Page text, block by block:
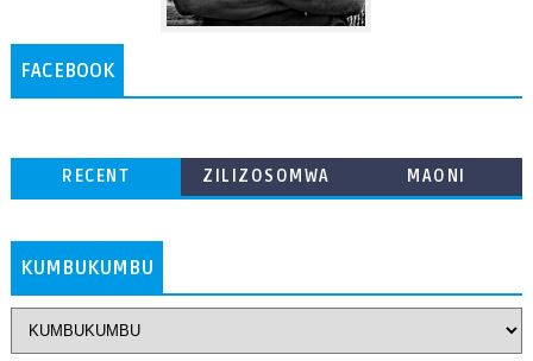
FACEBOOK
RECENT
ZILIZOSOMWA
MAONI
KUMBUKUMBU